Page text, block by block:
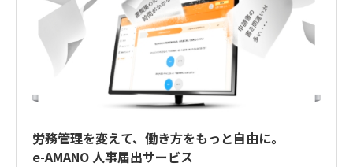
労務管理を変えて、働き方をもっと自由に。
e-AMANO 人事届出サービス